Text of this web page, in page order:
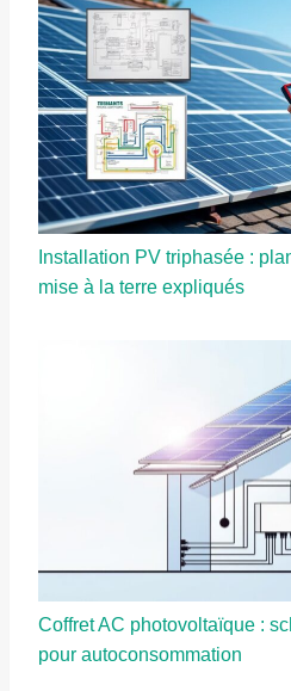
Installation PV triphasée :
mise à la terre expliqués
Coffret AC photovoltaïque :
pour autoconsommation